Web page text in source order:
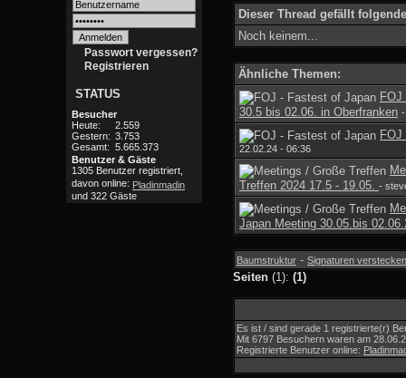
Passwort vergessen?
Registrieren
STATUS
Besucher
Heute:
2.559
Gestern: 3.753
Gesamt: 5.665.373
Benutzer & Gäste
1305 Benutzer registriert,
davon online: Pladinmadin
und 322 Gäste
Dieser Thread gefällt
Noch keinem...
Ähnliche Themen:
30.5 bis 02.06. in Oberfranken
22.02.24 - 06:36
Treffen 2024 17.5 - 19.05.
-
Japan Meeting 30.05.bis
Baumstruktur - Signaturen verstecken
Seiten (1): (1)
Es ist / sind gerade 1 registrierte(r)
Mit 6797 Besuchern waren am
Registrierte Benutzer online: